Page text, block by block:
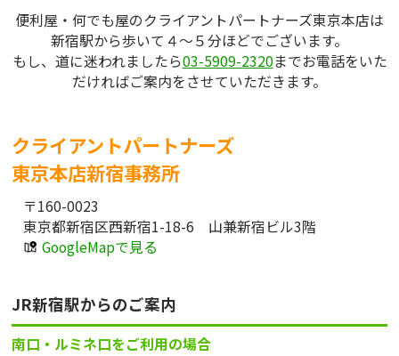
便利屋・何でも屋のクライアントパートナーズ東京本店は
新宿駅から歩いて４～５分ほどでございます。
もし、道に迷われましたら03-5909-2320までお電話をいた
だければご案内をさせていただきます。
クライアントパートナーズ
東京本店新宿事務所
〒160-0023
東京都新宿区西新宿1-18-6 山兼新宿ビル3階
GoogleMapで見る
JR新宿駅からのご案内
南口・ルミネ口をご利用の場合